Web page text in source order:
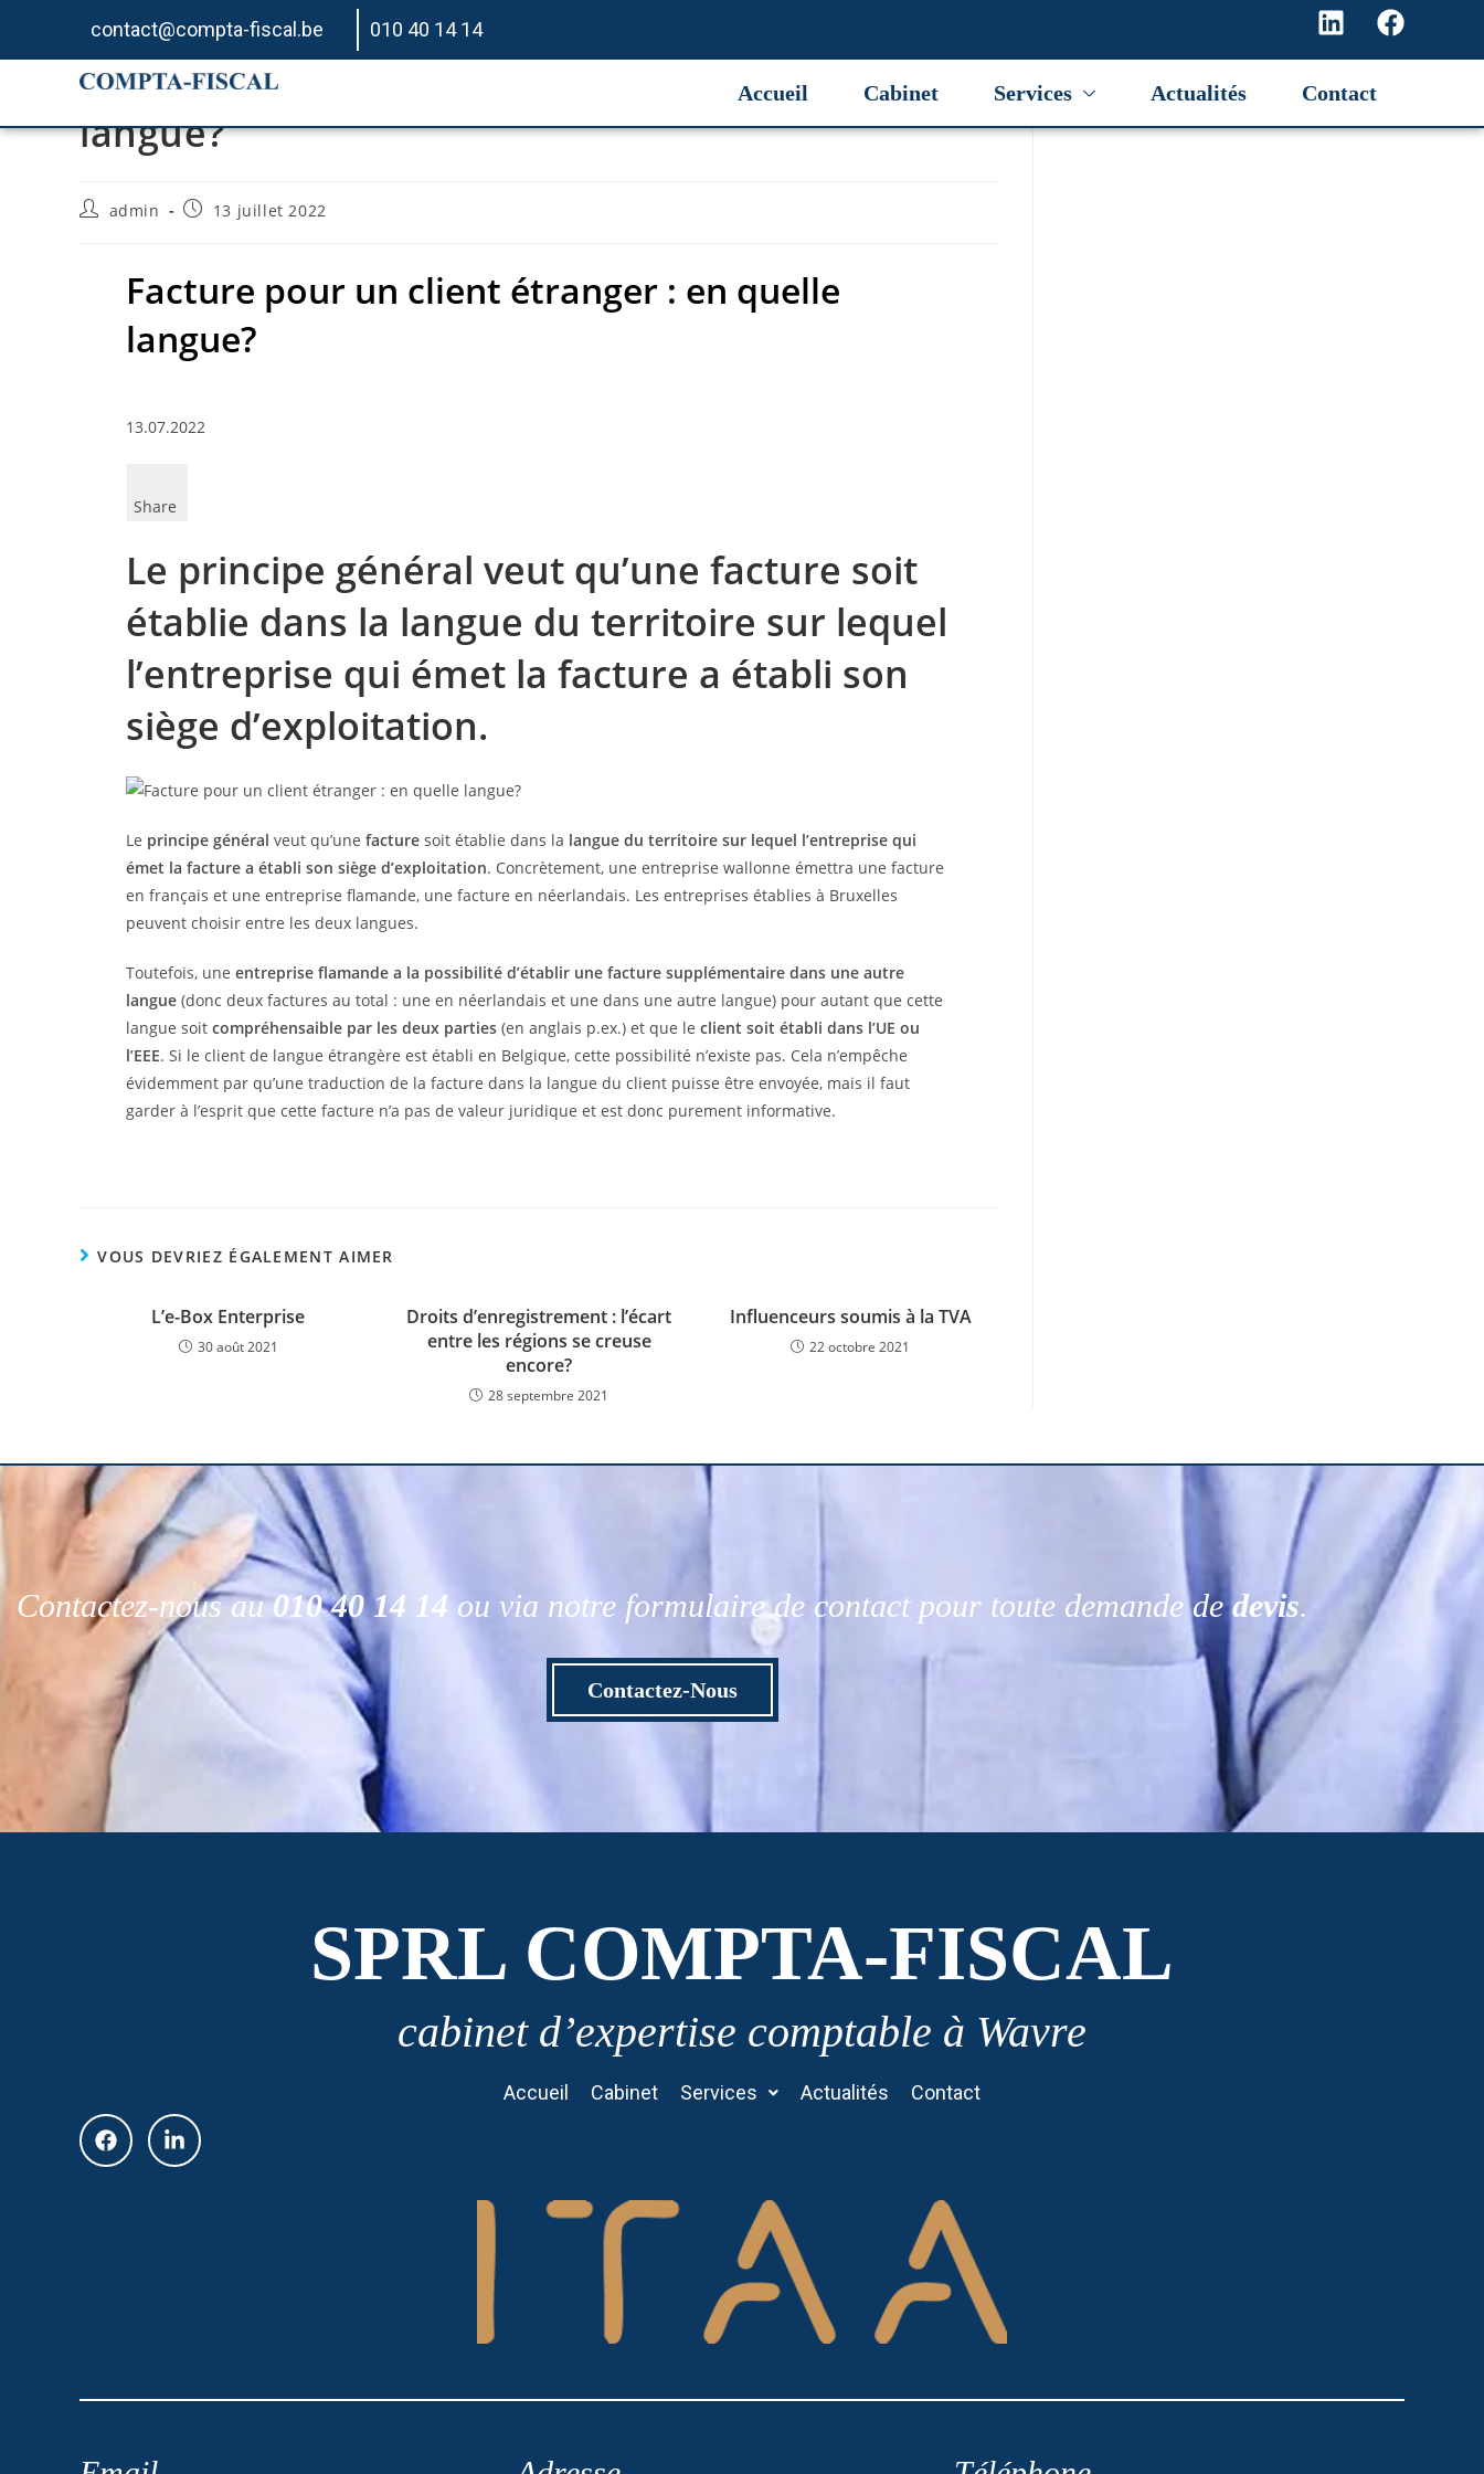
contact@compta-fiscal.be 010 40 14 14
Accueil Cabinet Services Actualités Contact
Facture pour un client étranger : en quelle
langue?
admin 13 juillet 2022
Facture pour un client étranger : en quelle
langue?
13.07.2022
Share
Le principe général veut qu’une facture soit
établie dans la langue du territoire sur lequel
l’entreprise qui émet la facture a établi son
siège d’exploitation.
Le principe général veut qu’une facturesoit établie dans la langue du territoire sur lequel l’entreprise qui
émet la facture a établi son siège d’exploitation. Concrètement, une entreprise wallonne émettra une facture
en français et une entreprise flamande, une facture en néerlandais. Les entreprises établies à Bruxelles
peuvent choisir entre les deux langues.
Toutefois, une entreprise flamande a la possibilité d’établir une facture supplémentaire dans une autre
langue(donc deux factures au total : une en néerlandais et une dans une autre langue) pour autant que cette
langue soit compréhensaible par les deux parties (en anglais p.ex.) et que le client soit établi dans l’UE ou
l’EEE. Si le client de langue étrangère est établi en Belgique, cette possibilité n’existe pas. Cela n’empêche
évidemment par qu’une traduction de la facture dans la langue du client puisse être envoyée, mais il faut
garder à l’esprit que cette facture n’a pas de valeur juridique et est donc purement informative.
VOUS DEVRIEZ ÉGALEMENT AIMER
L’e-Box Enterprise
30 août 2021
Droits d’enregistrement : l’écart
entre les régions se creuse
encore?
28 septembre 2021
Influenceurs soumis à la TVA
22 octobre 2021
Contactez-nous au010 40 14 14 ou via notre formulaire de contact pour toute demande dedevis.
Contactez-Nous
SPRL COMPTA-FISCAL
cabinet d’expertise comptable à Wavre
Accueil Cabinet Services Actualités Contact